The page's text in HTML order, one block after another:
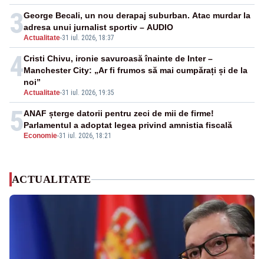
3Actualitate-31 iul. 2026, 18:37
George Becali, un nou derapaj suburban. Atac murdar la
adresa unui jurnalist sportiv – AUDIO
4
Actualitate-31 iul. 2026, 19:35
Cristi Chivu, ironie savuroasă înainte de Inter –
Manchester City: „Ar fi frumos să mai cumpărați și de la
noi”
5 Economie-31 iul. 2026, 18:21
ANAF șterge datorii pentru zeci de mii de firme!
Parlamentul a adoptat legea privind amnistia fiscală
ACTUALITATE